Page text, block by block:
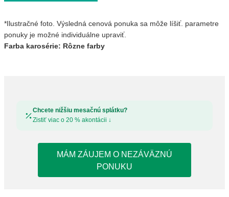
*Ilustračné foto. Výsledná cenová ponuka sa môže líšiť. parametre
ponuky je možné individuálne upraviť.
Farba karosérie: Rôzne farby
Chcete nižšiu mesačnú splátku?
Zistiť viac o 20 % akontácii ↓
MÁM ZÁUJEM O NEZÁVÄZNÚ
PONUKU